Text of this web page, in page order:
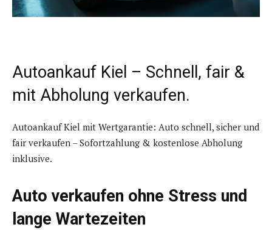
Autoankauf Kiel – Schnell, fair &
mit Abholung verkaufen.
Autoankauf Kiel mit Wertgarantie: Auto schnell, sicher und
fair verkaufen – Sofortzahlung & kostenlose Abholung
inklusive.
Auto verkaufen ohne Stress und
lange Wartezeiten